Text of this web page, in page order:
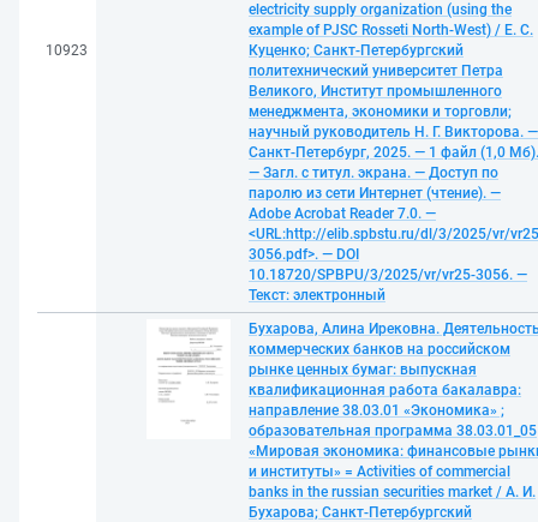
10923
electricity supply organization (using the
example of PJSC Rosseti North-West) / Е. С.
Куценко; Санкт-Петербургский
политехнический университет Петра
Великого, Институт промышленного
менеджмента, экономики и торговли;
научный руководитель Н. Г. Викторова. —
Санкт-Петербург, 2025. — 1 файл (1,0 Мб).
— Загл. с титул. экрана. — Доступ по
паролю из сети Интернет (чтение). —
Adobe Acrobat Reader 7.0. —
<URL:http://elib.spbstu.ru/dl/3/2025/vr/
3056.pdf>. — DOI
10.18720/SPBPU/3/2025/vr/vr25-3056. —
Текст: электронный
Бухарова, Алина Ирековна.
коммерческих банков на российском
рынке ценных бумаг: выпускная
квалификационная работа бакалавра:
направление 38.03.01 «Экономика» ;
образовательная программа 38.03.01_05
«Мировая экономика: финансовые
и институты» = Activities of commercial
banks in the russian securities market / А. И.
Бухарова; Санкт-Петербургский